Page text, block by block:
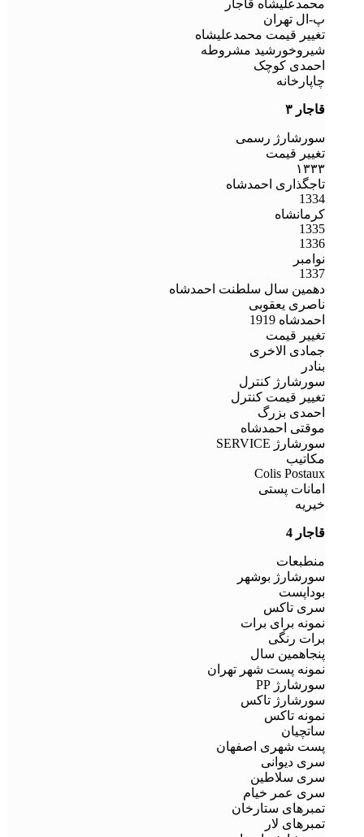
محمدعلیشاه قاجار
پ-ال تهران
تغییر قیمت محمدعلیشاه
شیروخورشید مشروطه
احمدی کوچک
چاپارخانه
قاجار ۳
سورشارژ رسمی
تغییر قیمت
۱۳۳۳
تاجگذاری احمدشاه
1334
کرمانشاه
1335
1336
نوامبر
1337
دهمین سال سلطنت احمدشاه
ناصری یعقوبی
احمدشاه 1919
تغییر قیمت
جمادی الاخری
بنادر
سورشارژ کنترل
تغییر قیمت کنترل
احمدی بزرگ
موقتی احمدشاه
سورشارژ SERVICE
مکاتیب
Colis Postaux
امانات پستی
خیریه
قاجار 4
منطبعات
سورشارژ بوشهر
بوداپست
سری تاکس
نمونه برای برات
برات رنگی
پنجاهمین سال
نمونه پست شهر تهران
سورشارژ PP
سورشارژ تاکس
نمونه تاکس
ساتچیان
پست شهری اصفهان
سری دیوانی
سری سلاطین
سری عمر خیام
تمبرهای ستارخان
تمبرهای لار